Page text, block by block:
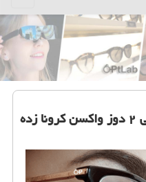
۱۱ میلیون و ۲۸۰ هزار ایرانی ۲ دوز واکسن کرونا زده